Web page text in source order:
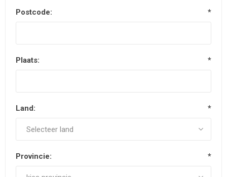
Postcode: *
Plaats: *
Land: *
Provincie: *